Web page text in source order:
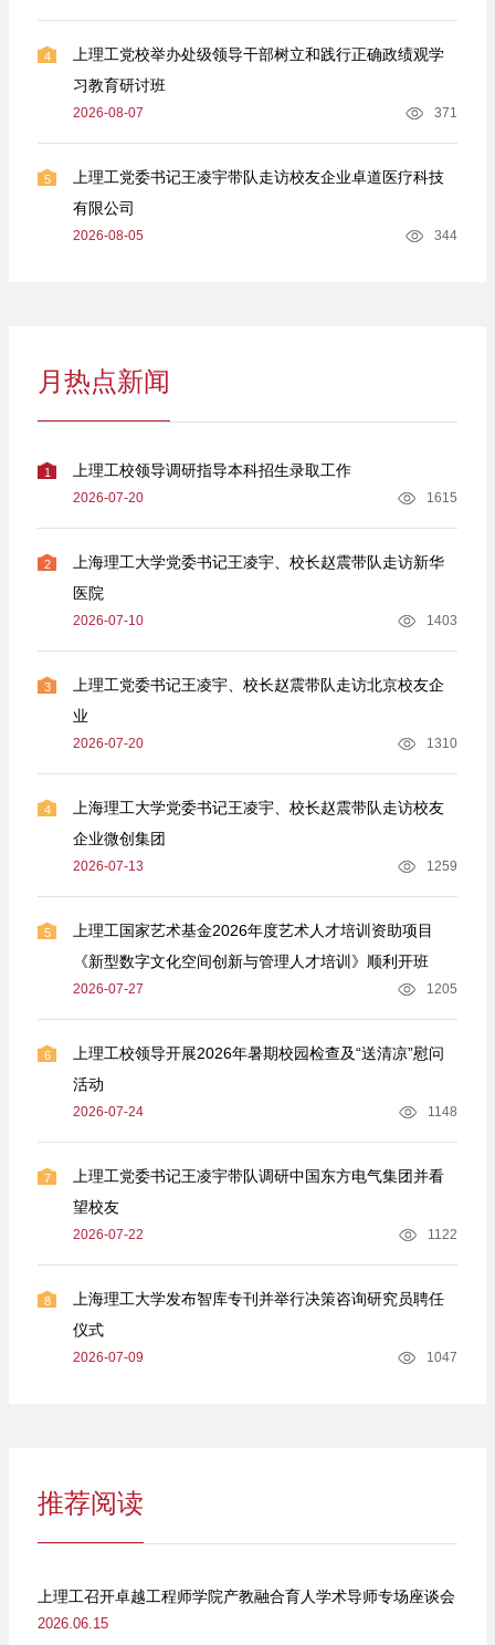
4
上理工党校举办处级领导干部树立和践行正确政绩观学
习教育研讨班
2026-08-07 371
5
上理工党委书记王凌宇带队走访校友企业卓道医疗科技
有限公司
2026-08-05 344
月热点新闻
1 上理工校领导调研指导本科招生录取工作
2026-07-20 1615
2
上海理工大学党委书记王凌宇、校长赵震带队走访新华
医院
2026-07-10 1403
3
上理工党委书记王凌宇、校长赵震带队走访北京校友企
业
2026-07-20 1310
4
上海理工大学党委书记王凌宇、校长赵震带队走访校友
企业微创集团
2026-07-13 1259
5
上理工国家艺术基金2026年度艺术人才培训资助项目
《新型数字文化空间创新与管理人才培训》顺利开班
2026-07-27 1205
6
上理工校领导开展2026年暑期校园检查及“送清凉”慰问
活动
2026-07-24 1148
7
上理工党委书记王凌宇带队调研中国东方电气集团并看
望校友
2026-07-22 1122
8
上海理工大学发布智库专刊并举行决策咨询研究员聘任
仪式
2026-07-09 1047
推荐阅读
上理工召开卓越工程师学院产教融合育人学术导师专场座谈会
2026.06.15